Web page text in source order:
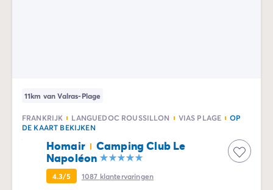
11km van Valras-Plage
FRANKRIJK LANGUEDOC ROUSSILLON VIAS PLAGE
OP
DE KAART BEKIJKEN
Homair
Camping Club Le
Napoléon
4.3/5 1087 klantervaringen